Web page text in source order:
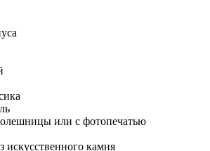
или с фотопечатью
искусственного камня